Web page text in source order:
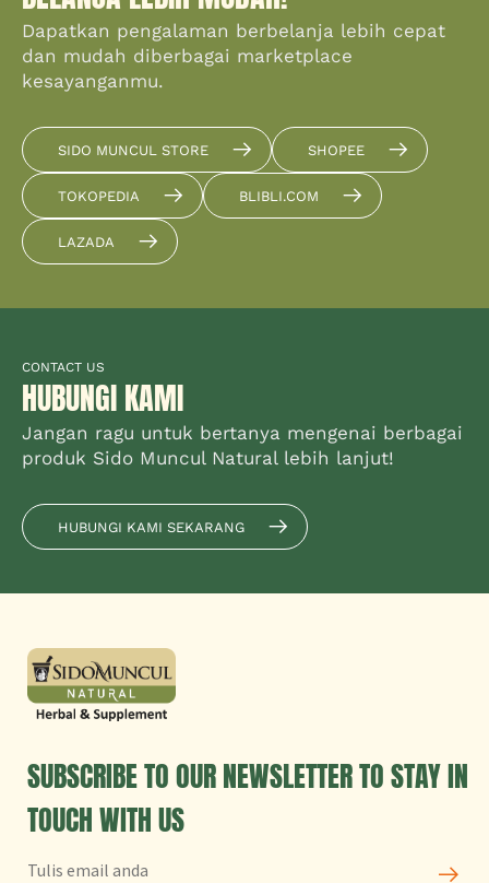
Dapatkan pengalaman berbelanja lebih cepat
dan mudah diberbagai marketplace
kesayanganmu.
SIDO MUNCUL STORE SHOPEE
TOKOPEDIA BLIBLI.COM
LAZADA
CONTACT US
HUBUNGI KAMI
Jangan ragu untuk bertanya mengenai berbagai
produk Sido Muncul Natural lebih lanjut!
HUBUNGI KAMI SEKARANG
SUBSCRIBE TO OUR NEWSLETTER TO STAY IN
TOUCH WITH US